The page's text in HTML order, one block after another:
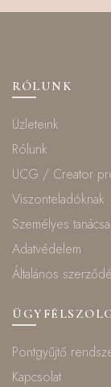
RÓLUNK
Üzleteink
Rólunk
UCG / Creator
Viszonteladóknak
Személyes
Adatvédelem
Általános
Pontgyűjtő
Kapcsolat